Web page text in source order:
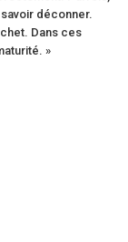
déconner.
Dans ces
»